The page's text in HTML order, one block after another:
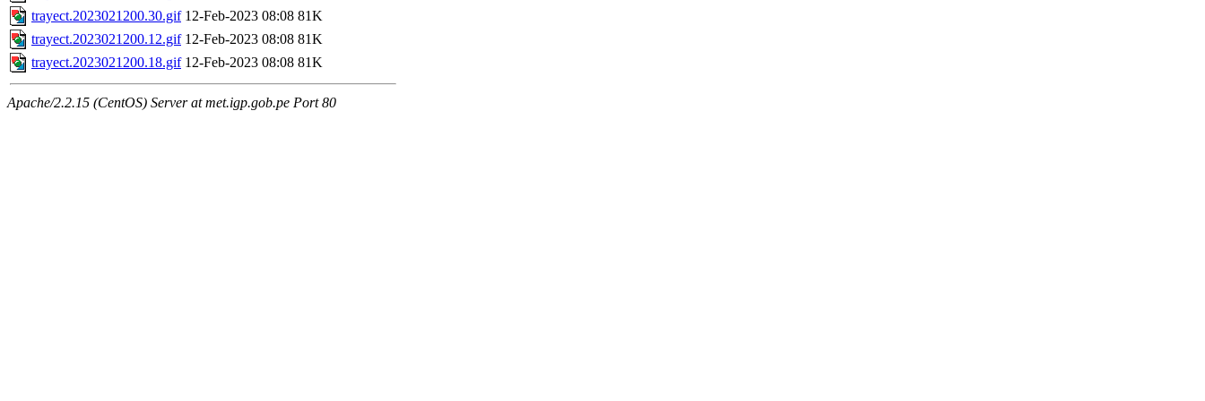
trayect.2023021200.30.gif 12-Feb-2023 08:08 81K
trayect.2023021200.12.gif 12-Feb-2023 08:08 81K
trayect.2023021200.18.gif 12-Feb-2023 08:08 81K
Apache/2.2.15 (CentOS) Server at met.igp.gob.pe Port 80